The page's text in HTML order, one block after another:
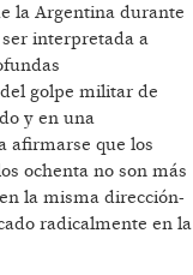
la Argentina durante
interpretada a
golpe militar de
y en una
afirmarse que los
ochenta no son más
la misma dirección-
radicalmente en la